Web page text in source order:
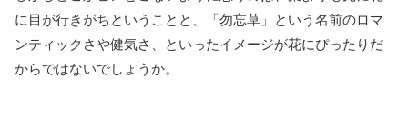
に目が行きがちということと、「勿忘草」という名前のロマ
ンティックさや健気さ、といったイメージが花にぴったりだ
からではないでしょうか。